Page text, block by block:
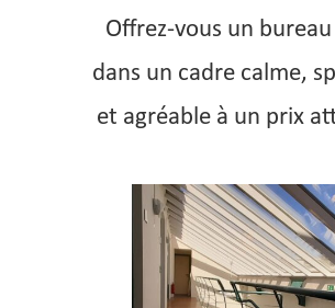
Offrez-vous un
dans un cadre calme,
et agréable à un prix